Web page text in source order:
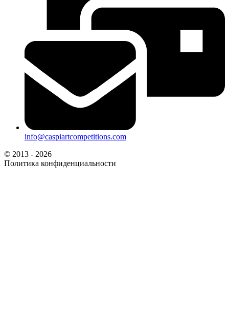
info@caspiartcompetitions.com
© 2013 - 2026
Политика конфиденциальности